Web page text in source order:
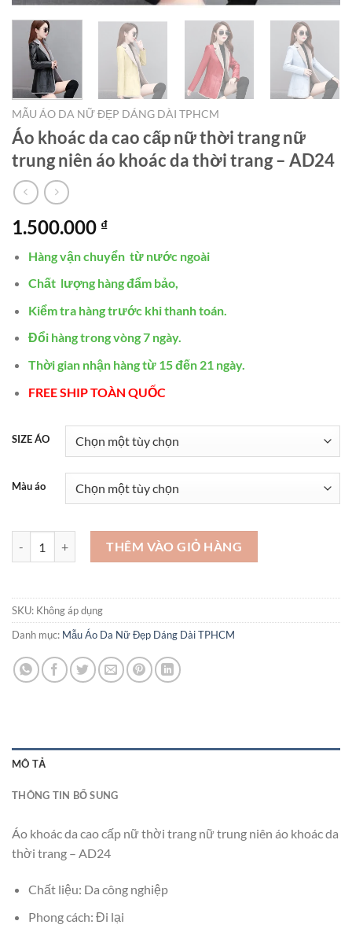
MẪU ÁO DA NỮ ĐẸP DÁNG DÀI TPHCM
Áo khoác da cao cấp nữ thời trang nữ
trung niên áo khoác da thời trang – AD24
1.500.000 ₫
Hàng vận chuyển từ nước ngoài
Chất lượng hàng đẩm bảo,
Kiểm tra hàng trước khi thanh toán.
Đổi hàng trong vòng 7 ngày.
Thời gian nhận hàng từ 15 đến 21 ngày.
FREE SHIP TOÀN QUỐC
SIZE ÁO
Màu áo
Áo khoác da cao cấp nữ thời trang nữ trung niên áo khoác da thời
THÊM VÀO GIỎ HÀNG
SKU: Không áp dụng
Danh mục: Mẫu Áo Da Nữ Đẹp Dáng Dài TPHCM
MÔ TẢ
THÔNG TIN BỔ SUNG
Áo khoác da cao cấp nữ thời trang nữ trung niên áo khoác da
thời trang – AD24
Chất liệu: Da công nghiệp
Phong cách: Đi lại